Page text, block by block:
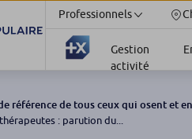
Professionnels
Gestion
activité
référence de tous ceux qui osent et
: parution du...